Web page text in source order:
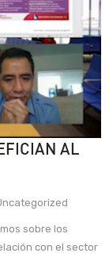
AL
sobre los
con el sector